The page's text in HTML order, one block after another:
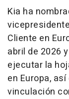
Kia ha
Cliente en
abril de 2026
ejecutar la
en Europa,
vinculación